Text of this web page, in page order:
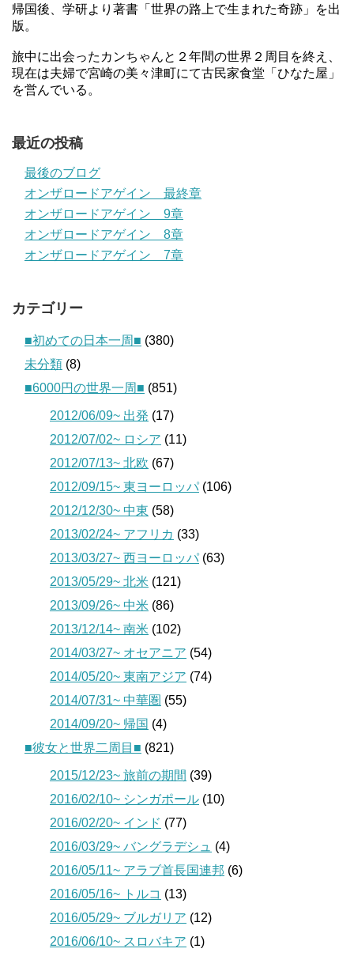
帰国後、学研より著書「世界の路上で生まれた奇跡」を出
版。
旅中に出会ったカンちゃんと２年間の世界２周目を終え、
現在は夫婦で宮崎の美々津町にて古民家食堂「ひなた屋」
を営んでいる。
最近の投稿
最後のブログ
オンザロードアゲイン 最終章
オンザロードアゲイン 9章
オンザロードアゲイン 8章
オンザロードアゲイン 7章
カテゴリー
■初めての日本一周■ (380)
未分類 (8)
■6000円の世界一周■ (851)
2012/06/09~ 出発 (17)
2012/07/02~ ロシア (11)
2012/07/13~ 北欧 (67)
2012/09/15~ 東ヨーロッパ (106)
2012/12/30~ 中東 (58)
2013/02/24~ アフリカ (33)
2013/03/27~ 西ヨーロッパ (63)
2013/05/29~ 北米 (121)
2013/09/26~ 中米 (86)
2013/12/14~ 南米 (102)
2014/03/27~ オセアニア (54)
2014/05/20~ 東南アジア (74)
2014/07/31~ 中華圏 (55)
2014/09/20~ 帰国 (4)
■彼女と世界二周目■ (821)
2015/12/23~ 旅前の期間 (39)
2016/02/10~ シンガポール (10)
2016/02/20~ インド (77)
2016/03/29~ バングラデシュ (4)
2016/05/11~ アラブ首長国連邦 (6)
2016/05/16~ トルコ (13)
2016/05/29~ ブルガリア (12)
2016/06/10~ スロバキア (1)